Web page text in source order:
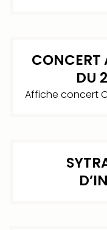
CONCERT
DU
Affiche concert